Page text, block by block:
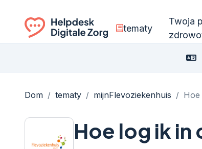
Ga naar de homepagina
tematy
Twoja
Dom / tematy / mijnFlevoziekenhuis /
Hoe log ik